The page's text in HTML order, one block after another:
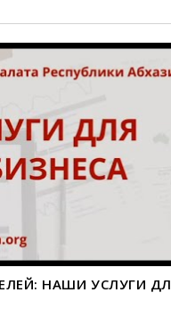
НАШИ УСЛУГИ